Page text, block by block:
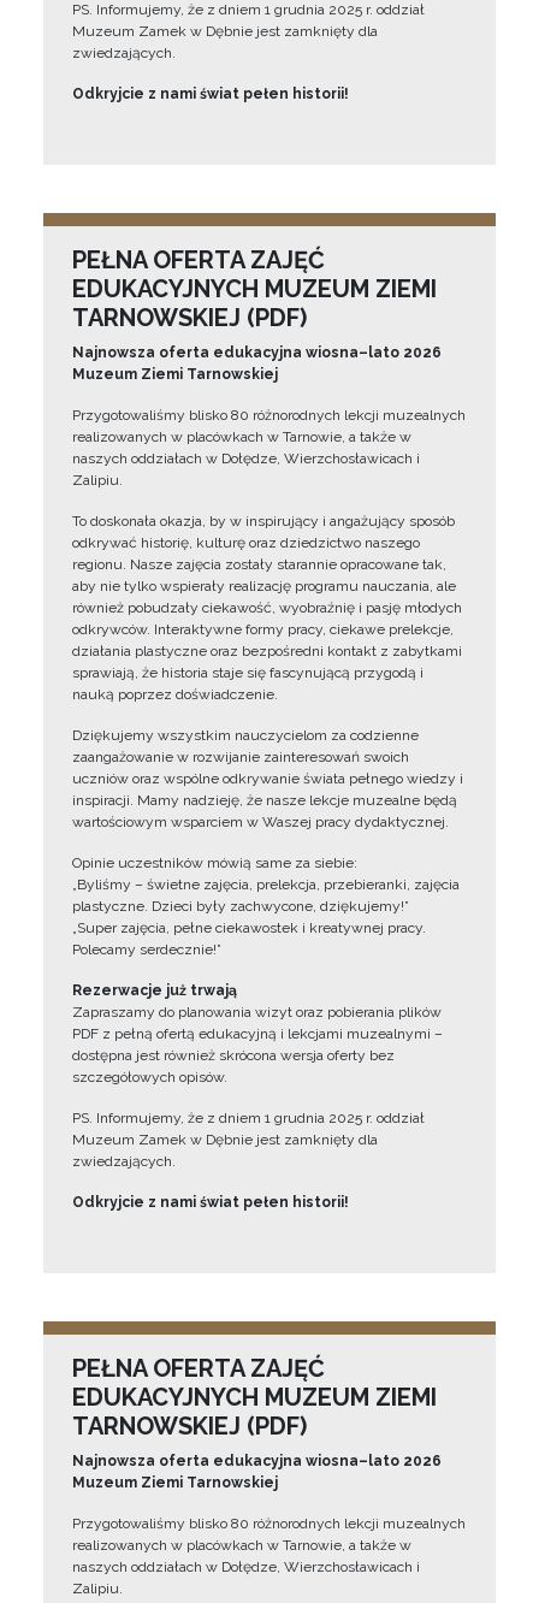
PS. Informujemy, że z dniem 1 grudnia 2025 r. oddział
Muzeum Zamek w Dębnie jest zamknięty dla
zwiedzających.
Odkryjcie z nami świat pełen historii!
PEŁNA OFERTA ZAJĘĆ
EDUKACYJNYCH MUZEUM ZIEMI
TARNOWSKIEJ (PDF)
Najnowsza oferta edukacyjna wiosna–lato 2026
Muzeum Ziemi Tarnowskiej
Przygotowaliśmy blisko 80 różnorodnych lekcji muzealnych
realizowanych w placówkach w Tarnowie, a także w
naszych oddziałach w Dołędze, Wierzchosławicach i
Zalipiu.
To doskonała okazja, by w inspirujący i angażujący sposób
odkrywać historię, kulturę oraz dziedzictwo naszego
regionu. Nasze zajęcia zostały starannie opracowane tak,
aby nie tylko wspierały realizację programu nauczania, ale
również pobudzały ciekawość, wyobraźnię i pasję młodych
odkrywców. Interaktywne formy pracy, ciekawe prelekcje,
działania plastyczne oraz bezpośredni kontakt z zabytkami
sprawiają, że historia staje się fascynującą przygodą i
nauką poprzez doświadczenie.
Dziękujemy wszystkim nauczycielom za codzienne
zaangażowanie w rozwijanie zainteresowań swoich
uczniów oraz wspólne odkrywanie świata pełnego wiedzy i
inspiracji. Mamy nadzieję, że nasze lekcje muzealne będą
wartościowym wsparciem w Waszej pracy dydaktycznej.
Opinie uczestników mówią same za siebie:
„Byliśmy – świetne zajęcia, prelekcja, przebieranki, zajęcia
plastyczne. Dzieci były zachwycone, dziękujemy!”
„Super zajęcia, pełne ciekawostek i kreatywnej pracy.
Polecamy serdecznie!”
Rezerwacje już trwają
Zapraszamy do planowania wizyt oraz pobierania plików
PDF z pełną ofertą edukacyjną i lekcjami muzealnymi –
dostępna jest również skrócona wersja oferty bez
szczegółowych opisów.
PS. Informujemy, że z dniem 1 grudnia 2025 r. oddział
Muzeum Zamek w Dębnie jest zamknięty dla
zwiedzających.
Odkryjcie z nami świat pełen historii!
PEŁNA OFERTA ZAJĘĆ
EDUKACYJNYCH MUZEUM ZIEMI
TARNOWSKIEJ (PDF)
Najnowsza oferta edukacyjna wiosna–lato 2026
Muzeum Ziemi Tarnowskiej
Przygotowaliśmy blisko 80 różnorodnych lekcji muzealnych
realizowanych w placówkach w Tarnowie, a także w
naszych oddziałach w Dołędze, Wierzchosławicach i
Zalipiu.